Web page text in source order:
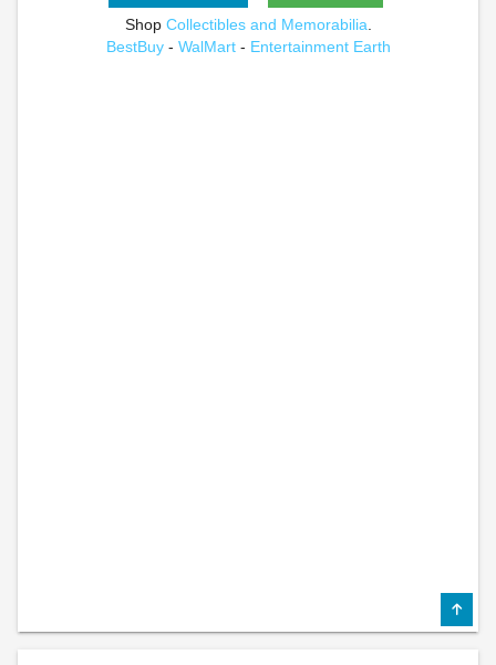
Shop Collectibles and Memorabilia
BestBuy- WalMart- Entertainment Earth